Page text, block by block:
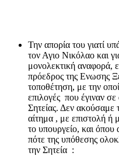
Την απορία του γιατί
τον Αγιο Νικόλαο και
μονολεκτική αναφορά,
πρόεδρος της Ενωσης
τοποθέτηση, με την
επιλογές που έγιναν
Σητείας. Δεν ακούσαμε
αίτημα , με επιστολή ή
το υπουργείο, και όπου
πότε της υπόθεσης
την Σητεία :